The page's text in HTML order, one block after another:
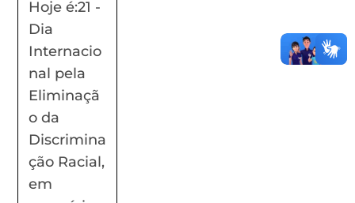
Hoje é:21 -
Dia
Internacio
nal pela
Eliminaçã
o da
Discrimina
ção Racial,
em